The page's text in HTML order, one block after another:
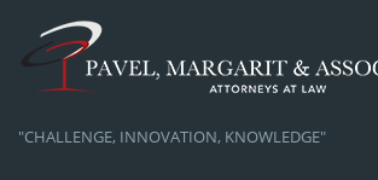
"CHALLENGE, INNOVATION, KNOWLEDGE"